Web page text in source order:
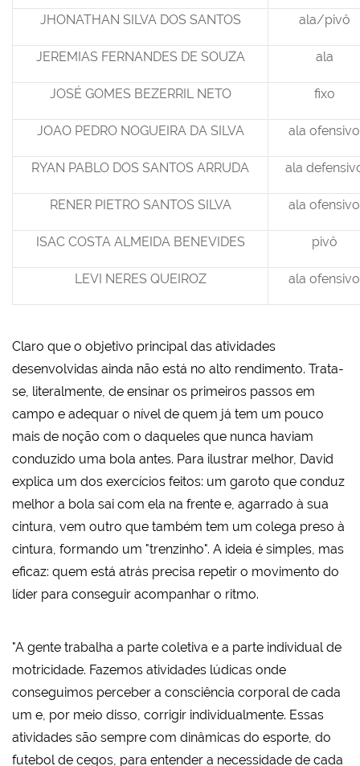
JHONATHAN SILVA DOS SANTOS ala/pivô
JEREMIAS FERNANDES DE SOUZA ala
JOSÉ GOMES BEZERRIL NETO fixo
JOAO PEDRO NOGUEIRA DA SILVA ala ofensivo
RYAN PABLO DOS SANTOS ARRUDA ala
RENER PIETRO SANTOS SILVA ala ofensivo
ISAC COSTA ALMEIDA BENEVIDES pivô
LEVI NERES QUEIROZ ala ofensivo
Claro que o objetivo principal das atividades
desenvolvidas ainda não está no alto rendimento. Trata-
se, literalmente, de ensinar os primeiros passos em
campo e adequar o nível de quem já tem um pouco
mais de noção com o daqueles que nunca haviam
conduzido uma bola antes. Para ilustrar melhor, David
explica um dos exercícios feitos: um garoto que conduz
melhor a bola sai com ela na frente e, agarrado à sua
cintura, vem outro que também tem um colega preso à
cintura, formando um "trenzinho". A ideia é simples, mas
eficaz: quem está atrás precisa repetir o movimento do
líder para conseguir acompanhar o ritmo.
"A gente trabalha a parte coletiva e a parte individual de
motricidade. Fazemos atividades lúdicas onde
conseguimos perceber a consciência corporal de cada
um e, por meio disso, corrigir individualmente. Essas
atividades são sempre com dinâmicas do esporte, do
futebol de cegos, para entender a necessidade de cada